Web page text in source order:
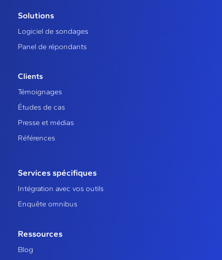
Solutions
Logiciel de sondages
Panel de répondants
Clients
Témoignages
Études de cas
Presse et médias
Références
Services spécifiques
Intégration avec vos outils
Enquête omnibus
Ressources
Blog